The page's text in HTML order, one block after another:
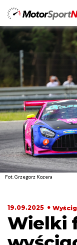
Fot. Grzegorz Kozera
19.09.2025
Wielki